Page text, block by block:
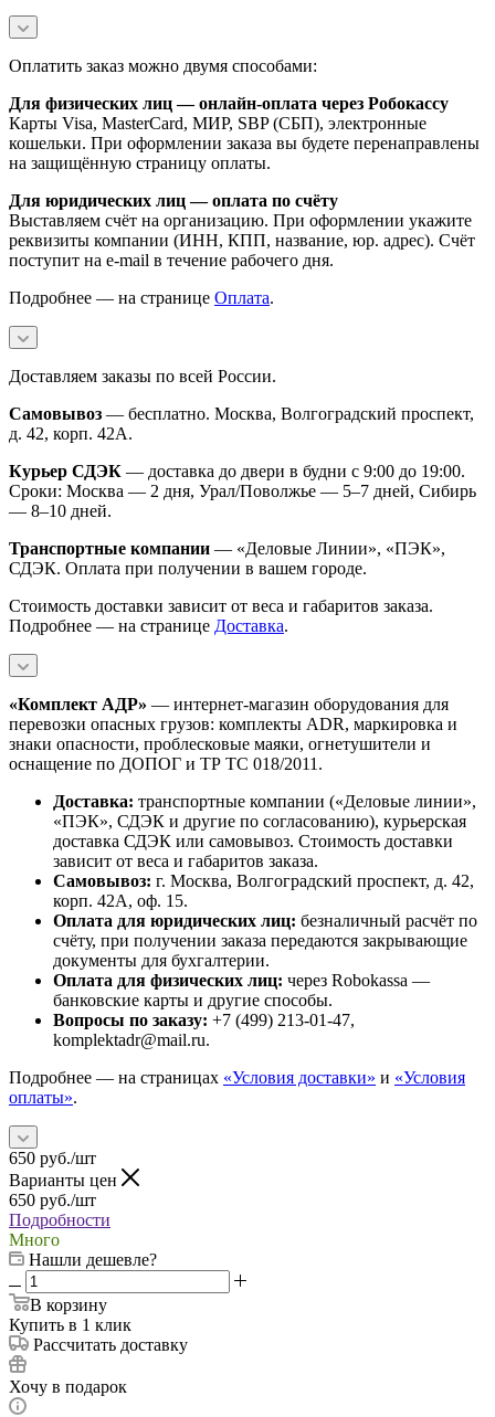
Оплатить заказ можно двумя способами:
Для физических лиц — онлайн-оплата через Робокассу
Карты Visa, MasterCard, МИР, SBP (СБП), электронные
кошельки. При оформлении заказа вы будете перенаправлены
на защищённую страницу оплаты.
Для юридических лиц — оплата по счёту
Выставляем счёт на организацию. При оформлении укажите
реквизиты компании (ИНН, КПП, название, юр. адрес). Счёт
поступит на e-mail в течение рабочего дня.
Подробнее — на странице Оплата.
Доставляем заказы по всей России.
Самовывоз — бесплатно. Москва, Волгоградский проспект,
д. 42, корп. 42А.
Курьер СДЭК — доставка до двери в будни с 9:00 до 19:00.
Сроки: Москва — 2 дня, Урал/Поволжье — 5–7 дней, Сибирь
— 8–10 дней.
Транспортные компании — «Деловые Линии», «ПЭК»,
СДЭК. Оплата при получении в вашем городе.
Стоимость доставки зависит от веса и габаритов заказа.
Подробнее — на странице Доставка.
«Комплект АДР» — интернет-магазин оборудования для
перевозки опасных грузов: комплекты ADR, маркировка и
знаки опасности, проблесковые маяки, огнетушители и
оснащение по ДОПОГ и ТР ТС 018/2011.
Доставка: транспортные компании («Деловые линии»,
«ПЭК», СДЭК и другие по согласованию), курьерская
доставка СДЭК или самовывоз. Стоимость доставки
зависит от веса и габаритов заказа.
Самовывоз: г. Москва, Волгоградский проспект, д. 42,
корп. 42А, оф. 15.
Оплата для юридических лиц: безналичный расчёт по
счёту, при получении заказа передаются закрывающие
документы для бухгалтерии.
Оплата для физических лиц: через Robokassa —
банковские карты и другие способы.
Вопросы по заказу: +7 (499) 213-01-47,
komplektadr@mail.ru.
Подробнее — на страницах «Условия доставки» и «Условия
оплаты».
650 руб./шт
Варианты цен
650 руб./шт
Подробности
Много
Нашли дешевле?
В корзину
Купить в 1 клик
Рассчитать доставку
Хочу в подарок